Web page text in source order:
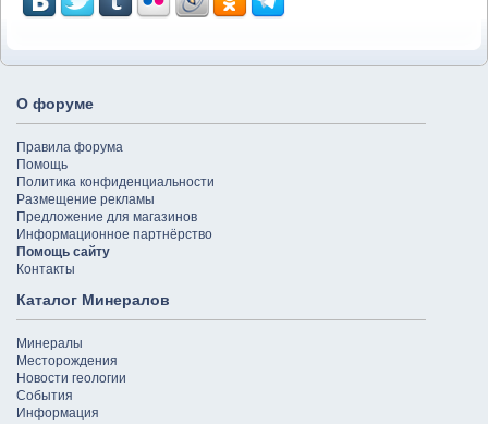
О форуме
Правила форума
Помощь
Политика конфиденциальности
Размещение рекламы
Предложение для магазинов
Информационное партнёрство
Помощь сайту
Контакты
Каталог Минералов
Минералы
Месторождения
Новости геологии
События
Информация